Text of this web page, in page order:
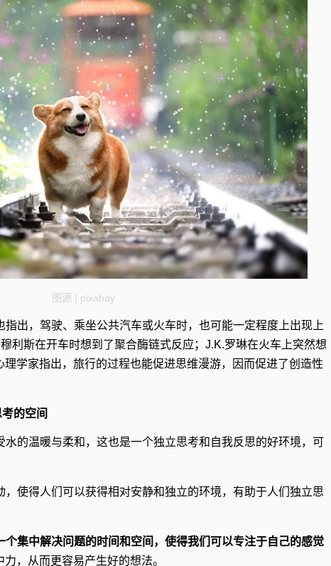
图源 | pixabay
指出，驾驶、乘坐公共汽车或火车时，也可能一定程度上出现上
利斯在开车时想到了聚合酶链式反应；J.K.罗琳在火车上突然想
学家指出，旅行的过程也能促进思维漫游，因而促进了创造性
的空间
水的温暖与柔和，这也是一个独立思考和自我反思的好环境，可
，使得人们可以获得相对安静和独立的环境，有助于人们独立思
个集中解决问题的时间和空间，使得我们可以专注于自己的感觉
，从而更容易产生好的想法。